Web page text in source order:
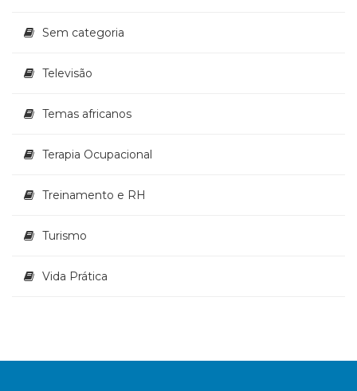
Sem categoria
Televisão
Temas africanos
Terapia Ocupacional
Treinamento e RH
Turismo
Vida Prática